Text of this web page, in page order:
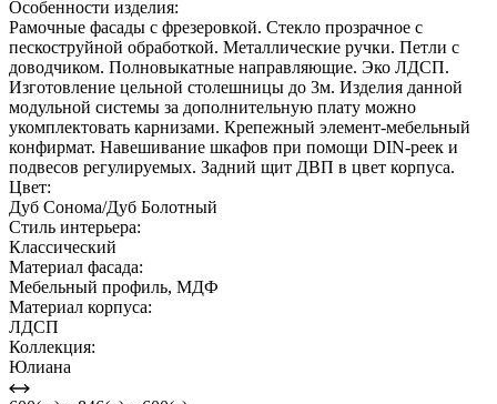
Особенности изделия:
Рамочные фасады с фрезеровкой. Стекло прозрачное с
пескоструйной обработкой. Металлические ручки. Петли с
доводчиком. Полновыкатные направляющие. Эко ЛДСП.
Изготовление цельной столешницы до 3м. Изделия данной
модульной системы за дополнительную плату можно
укомплектовать карнизами. Крепежный элемент-мебельный
конфирмат. Навешивание шкафов при помощи DIN-реек и
подвесов регулируемых. Задний щит ДВП в цвет корпуса.
Цвет:
Дуб Сонома/Дуб Болотный
Стиль интерьера:
Классический
Материал фасада:
Мебельный профиль, МДФ
Материал корпуса:
ЛДСП
Коллекция:
Юлиана